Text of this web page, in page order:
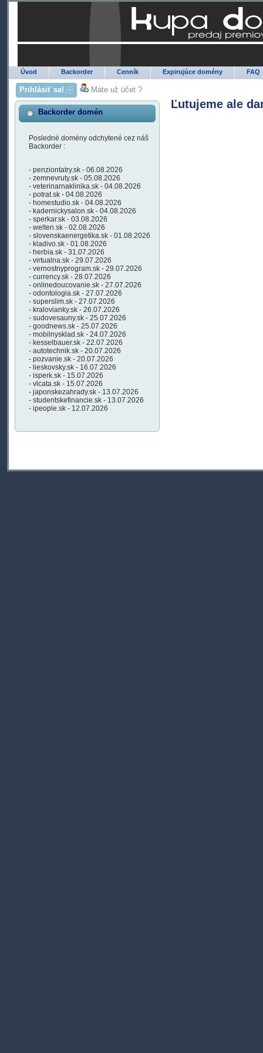
Úvod Backorder Cenník Expirujúce domény FAQ
Prihlásiť sa! Máte už účet ?
Backorder domén
Posledné domény odchytené cez náš
Backorder :
- penziontatry.sk - 06.08.2026
- zemnevruty.sk - 05.08.2026
- veterinarnaklinika.sk - 04.08.2026
- potrat.sk - 04.08.2026
- homestudio.sk - 04.08.2026
- kadernickysalon.sk - 04.08.2026
- sperkar.sk - 03.08.2026
- welten.sk - 02.08.2026
- slovenskaenergetika.sk - 01.08.2026
- kladivo.sk - 01.08.2026
- herbia.sk - 31.07.2026
- virtualna.sk - 29.07.2026
- vernostnyprogram.sk - 29.07.2026
- currency.sk - 28.07.2026
- onlinedoucovanie.sk - 27.07.2026
- odontologia.sk - 27.07.2026
- superslim.sk - 27.07.2026
- kralovianky.sk - 26.07.2026
- sudovesauny.sk - 25.07.2026
- goodnews.sk - 25.07.2026
- mobilnysklad.sk - 24.07.2026
- kesselbauer.sk - 22.07.2026
- autotechnik.sk - 20.07.2026
- pozvanie.sk - 20.07.2026
- lieskovsky.sk - 16.07.2026
- isperk.sk - 15.07.2026
- vlcata.sk - 15.07.2026
- japonskezahrady.sk - 13.07.2026
- studentskefinancie.sk - 13.07.2026
- ipeople.sk - 12.07.2026
Ľutujeme ale